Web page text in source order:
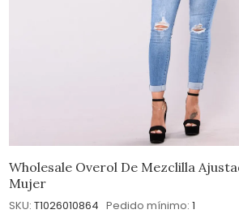
Wholesale Overol De Mezclilla
Mujer
SKU: T1026010864 Pedido mínimo: 1